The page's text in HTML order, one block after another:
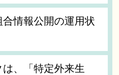
情報公開の運用状
、「特定外来生